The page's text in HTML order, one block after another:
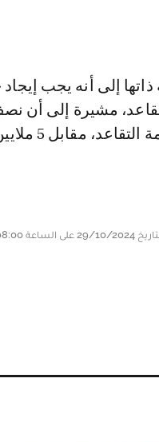
إلى أنه يجب
5 ملايين لا تتوفر على التقاعد.